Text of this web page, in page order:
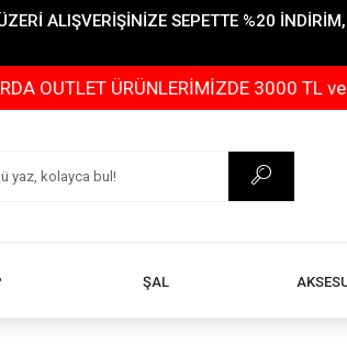
ALIŞVERİŞİNİZE SEPETTE %20
ÜRÜNLERİMİZDE 3000 TL ve
ŞAL